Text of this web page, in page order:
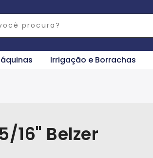
Irrigação e Borrachas
16" Belzer